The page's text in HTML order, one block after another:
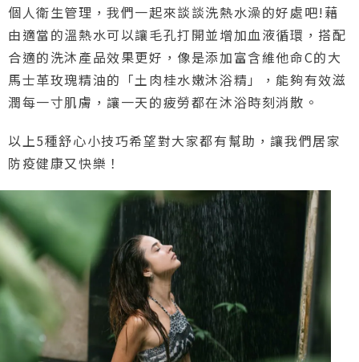
個人衛生管理，我們一起來談談洗熱水澡的好處吧!藉
由適當的溫熱水可以讓毛孔打開並增加血液循環，搭配
合適的洗沐產品效果更好，像是添加富含維他命C的大
馬士革玫瑰精油的「土肉桂水嫩沐浴精」，能夠有效滋
潤每一寸肌膚，讓一天的疲勞都在沐浴時刻消散。
以上5種舒心小技巧希望對大家都有幫助，讓我們居家
防疫健康又快樂！